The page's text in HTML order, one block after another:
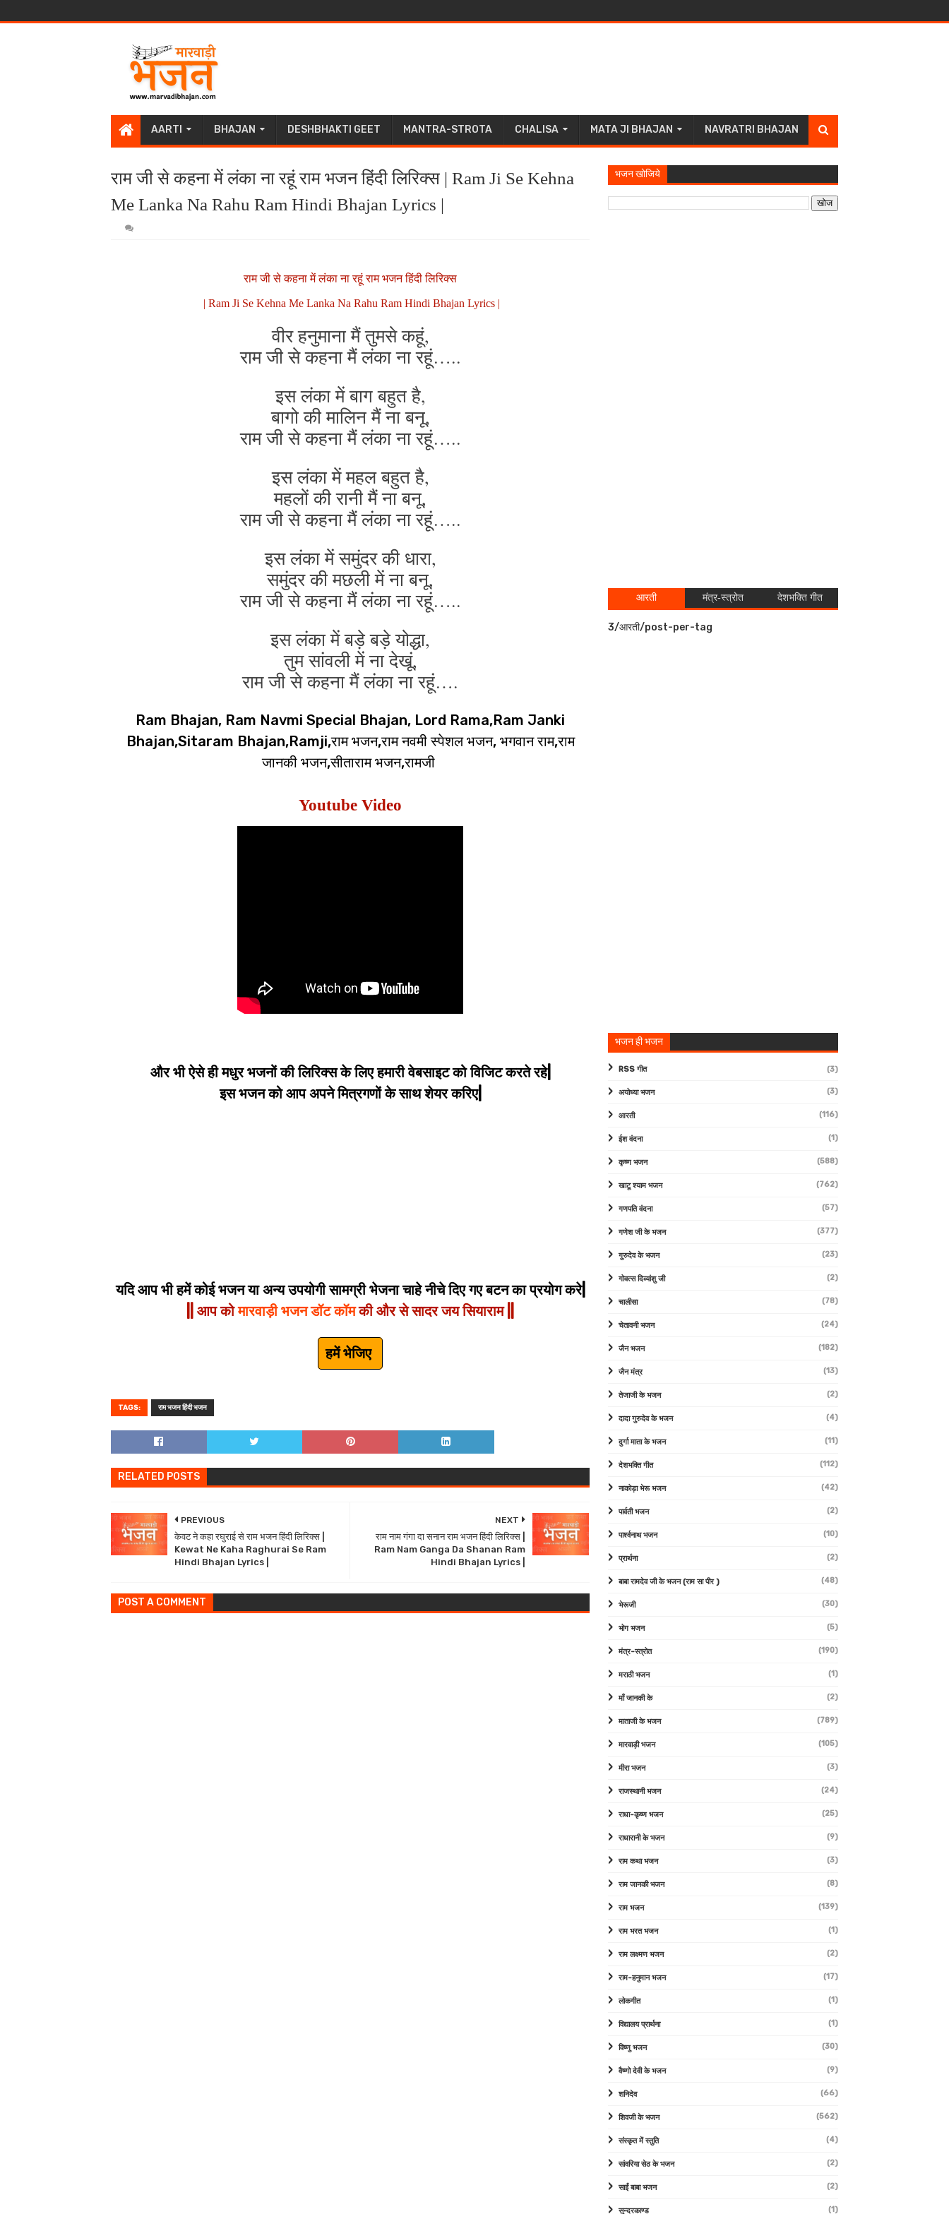
AARTI BHAJAN DESHBHAKTI GEET MANTRA-STROTA CHALISA MATA JI BHAJAN NAVRATRI BHAJAN
राम जी से कहना में लंका ना रहूं राम भजन हिंदी लिरिक्स | Ram Ji Se Kehna
Me Lanka Na Rahu Ram Hindi Bhajan Lyrics |
राम जी से कहना में लंका ना रहूं राम भजन हिंदी लिरिक्स
| Ram Ji Se Kehna Me Lanka Na Rahu Ram Hindi Bhajan Lyrics |
वीर हनुमाना मैं तुमसे कहूं,
राम जी से कहना मैं लंका ना रहूं…..
इस लंका में बाग बहुत है,
बागो की मालिन मैं ना बनू,
राम जी से कहना मैं लंका ना रहूं…..
इस लंका में महल बहुत है,
महलों की रानी मैं ना बनू,
राम जी से कहना मैं लंका ना रहूं…..
इस लंका में समुंदर की धारा,
समुंदर की मछली में ना बनू,
राम जी से कहना मैं लंका ना रहूं…..
इस लंका में बड़े बड़े योद्धा,
तुम सांवली में ना देखूं,
राम जी से कहना मैं लंका ना रहूं….
Ram Bhajan, Ram Navmi Special Bhajan, Lord Rama,Ram Janki
Bhajan,Sitaram Bhajan,Ramji,राम भजन,राम नवमी स्पेशल भजन, भगवान राम,राम
जानकी भजन,सीताराम भजन,रामजी
Youtube Video
और भी ऐसे ही मधुर भजनों की लिरिक्स के लिए हमारी वेबसाइट को विजिट करते रहे|
इस भजन को आप अपने मित्रगणों के साथ शेयर करिए|
यदि आप भी हमें कोई भजन या अन्य उपयोगी सामग्री भेजना चाहे नीचे दिए गए बटन का प्रयोग करे|
|| आप कोमारवाड़ी भजन डॉट कॉमकी और से सादर जय सियाराम ||
हमें भेजिए
TAGS: राम भजन हिंदी भजन
RELATED POSTS
NEXT
राम नाम गंगा दा सनान राम भजन हिंदी लिरिक्स |
Ram Nam Ganga Da Shanan Ram
Hindi Bhajan Lyrics |
PREVIOUS
केवट ने कहा रघुराई से राम भजन हिंदी लिरिक्स |
Kewat Ne Kaha Raghurai Se Ram
Hindi Bhajan Lyrics |
POST A COMMENT
भजन खोजिये
आरती मंत्र-स्त्रोत देशभक्ति गीत
3/आरती/post-per-tag
भजन ही भजन
RSS गीत (3)
अयोध्या भजन (3)
आरती (116)
ईश वंदना (1)
कृष्ण भजन (588)
खाटू श्याम भजन (762)
गणपति वंदना (57)
गणेश जी के भजन (377)
गुरुदेव के भजन (23)
गोवत्स दिव्यांशु जी (2)
चालीसा (78)
चेतावनी भजन (24)
जैन भजन (182)
जैन मंत्र (13)
तेजाजी के भजन (2)
दादा गुरुदेव के भजन (4)
दुर्गा माता के भजन (11)
देशभक्ति गीत (112)
नाकोड़ा भेरू भजन (42)
पार्वती भजन (2)
पार्श्वनाथ भजन (10)
प्रार्थना (2)
बाबा रामदेव जी के भजन (राम सा पीर ) (48)
भेरूजी (30)
भोग भजन (5)
मंत्र-स्त्रोत (190)
मराठी भजन (1)
माँ जानकी के (2)
माताजी के भजन (789)
मारवाड़ी भजन (105)
मीरा भजन (3)
राजस्थानी भजन (24)
राधा-कृष्ण भजन (25)
राधारानी के भजन (9)
राम कथा भजन (3)
राम जानकी भजन (8)
राम भजन (139)
राम भरत भजन (1)
राम लक्ष्मण भजन (2)
राम-हनुमान भजन (17)
लोकगीत (1)
विद्यालय प्रार्थना (1)
विष्णु भजन (30)
वैष्णो देवी के भजन (9)
शनिदेव (66)
शिवजी के भजन (562)
संस्कृत में स्तुति (4)
सांवरिया सेठ के भजन (2)
साईं बाबा भजन (2)
सुन्दरकाण्ड (1)